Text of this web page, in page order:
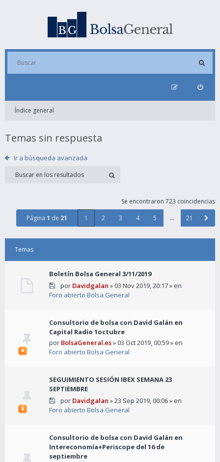
Índice general
Temas sin respuesta
Ir a búsqueda avanzada
Se encontraron 723 coincidencias
Página 1 de 21 1 2 3 4 5 … 21
Temas
Boletín Bolsa General 3/11/2019
por Davidgalan » 03 Nov 2019, 20:17 » en
Foro abierto Bolsa General
Consultorio de bolsa con David Galán en
Capital Radio 1octubre
por BolsaGeneral.es» 03 Oct 2019, 00:59 » en
Foro abierto Bolsa General
SEGUIMIENTO SESIÓN IBEX SEMANA 23
SEPTIEMBRE
por Davidgalan » 23 Sep 2019, 00:06 » en
Foro abierto Bolsa General
Consultorio de bolsa con David Galán en
Intereconomía+Periscope del 16 de
septiembre